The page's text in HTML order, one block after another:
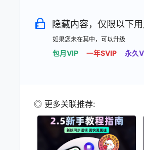
隐藏内容，仅限以下
如果您未在其中，可以升级
包月VIP 一年SVIP 永久
◎ 更多关联推荐: